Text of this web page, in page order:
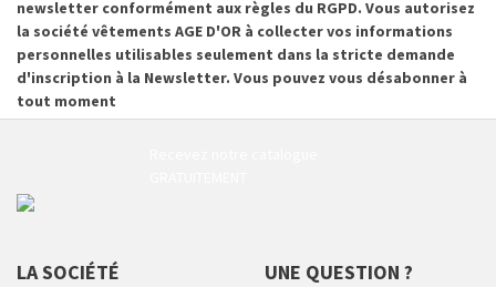
newsletter conformément aux règles du RGPD. Vous autorisez
la société vêtements AGE D'OR à collecter vos informations
personnelles utilisables seulement dans la stricte demande
d'inscription à la Newsletter. Vous pouvez vous désabonner à
tout moment
LA SOCIÉTÉ UNE QUESTION ?